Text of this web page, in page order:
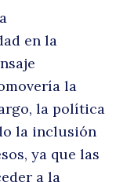
en la
la
la política
la inclusión
ya que las
a la